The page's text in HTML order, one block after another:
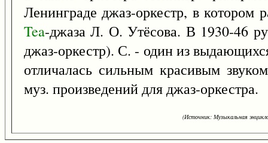
Ленинграде джаз-оркестр, в котором
Tea-джаза Л. О. Утёсова. В 1930-46
джаз-оркестр). С. - один из
отличалась сильным красивым
муз. произведений для джаз-оркестра.
(Источник: Музыкальная